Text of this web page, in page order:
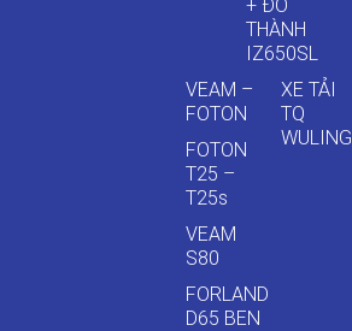
+ ĐÔ
THÀNH
IZ650SL
VEAM –
FOTON
FOTON
T25 –
T25s
VEAM
S80
FORLAND
D65 BEN
XE TẢI
TQ
WULING